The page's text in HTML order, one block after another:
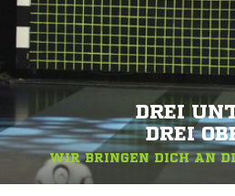
DREI
DREI
WIR BRINGEN DICH AN